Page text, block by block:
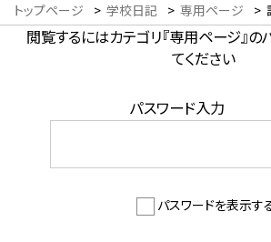
トップページ > 学校日記 > 専用ページ >
閲覧するにはカテゴリ『専用ページ』の
てください
パスワード入力
パスワードを表示す